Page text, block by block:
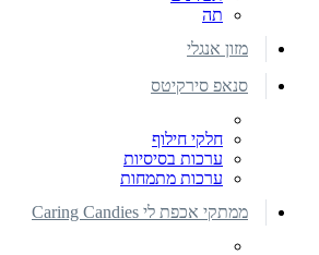
תה
מזון אנגלי
סנאפ סירקיטס
חלקי חילוף
ערכות בסיסיות
ערכות מתמחות
ממתקי אכפת לי Caring Candies